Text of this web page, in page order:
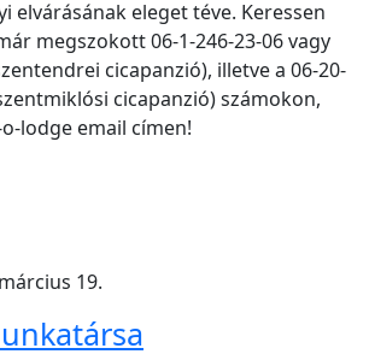
elvárásának eleget téve. Keressen
megszokott 06-1-246-23-06 vagy
cicapanzió), illetve a 06-20-
cicapanzió) számokon,
lodge email címen!
19.